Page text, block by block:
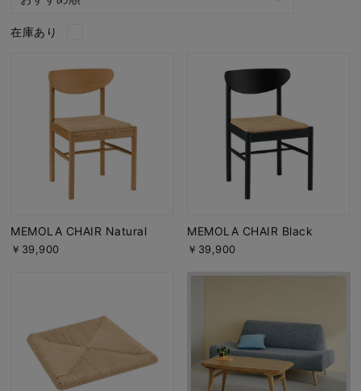
在庫あり
MEMOLA CHAIR Natural
￥39,900
MEMOLA CHAIR Black
￥39,900